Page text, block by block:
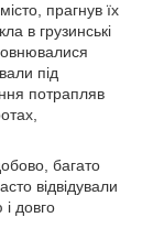
прагнув їх
в грузинські
під
потрапляв
багато
відвідували
довго